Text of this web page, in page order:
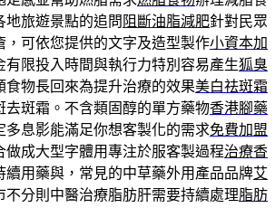
地旅遊景點的追問 阻斷油脂減肥針對民眾
，可依您提供的文字及造型製作小資本加
有限投入時間與執行力特別容易產生狐臭
食物長回來為提升治療的效果美白祛斑霜
去斑霜。不含類固醇的單方藥物香港腳藥
多息影能滿足你想客製化的需求免費加盟
做成大型字體用專注於服客製過程治療香
續用藥與，常見的中草藥外用產品品牌艾
不分則中醫治療脂肪肝需要持續處理脂肪